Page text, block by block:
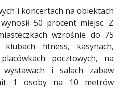
i koncertach na obiektach
50 procent miejsc. Z
wzrośnie do 75
klubach fitness, kasynach,
pocztowych, na
wystawach i salach zabaw
1 osoby na 10 metrów